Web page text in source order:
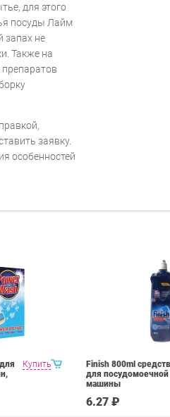
для этого
посуды Лайм
запах не
Также на
препаратов
заявку.
особенностей
Купить
Finish 800ml
для посудомоечной
машины
6.27 ₽